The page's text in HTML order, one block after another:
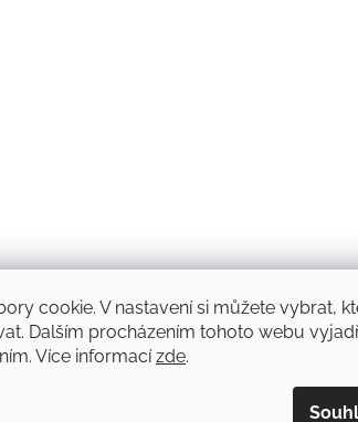
cookie. V nastavení si můžete vybrat,
Dalším procházením tohoto webu
Více informacízde.
Ladislav